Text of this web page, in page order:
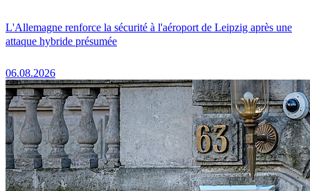
L'Allemagne renforce la sécurité à l'aéroport de Leipzig après une
attaque hybride présumée
06.08.2026